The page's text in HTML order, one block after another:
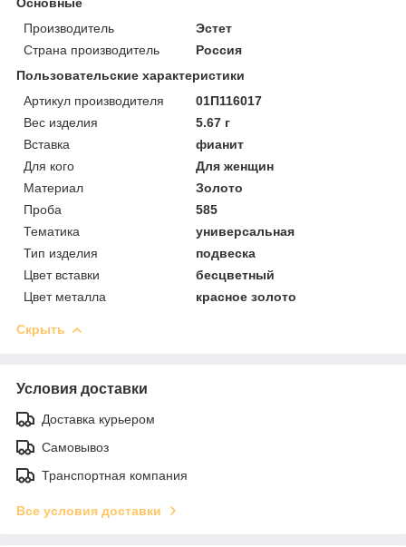
Производитель
Эстет
Страна производитель
Россия
Пользовательские характеристики
Артикул производителя
01П116017
Вес изделия
5.67 г
Вставка
фианит
Для кого
Для женщин
Материал
Золото
Проба
585
Тематика
универсальная
Тип изделия
подвеска
Цвет вставки
бесцветный
Цвет металла
красное золото
Скрыть
Условия доставки
Доставка курьером
Самовывоз
Транспортная компания
Все условия доставки